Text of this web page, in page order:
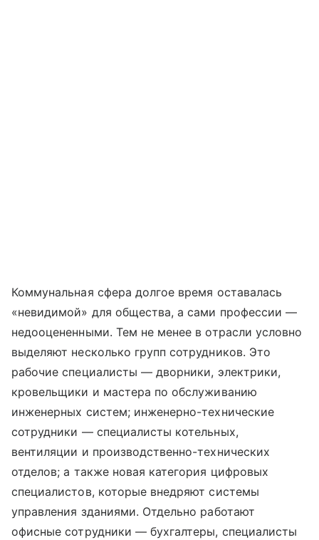
Коммунальная сфера долгое время оставалась
«невидимой» для общества, а сами профессии —
недооцененными. Тем не менее в отрасли условно
выделяют несколько групп сотрудников. Это
рабочие специалисты — дворники, электрики,
кровельщики и мастера по обслуживанию
инженерных систем; инженерно-технические
сотрудники — специалисты котельных,
вентиляции и производственно-технических
отделов; а также новая категория цифровых
специалистов, которые внедряют системы
управления зданиями. Отдельно работают
офисные сотрудники — бухгалтеры, специалисты